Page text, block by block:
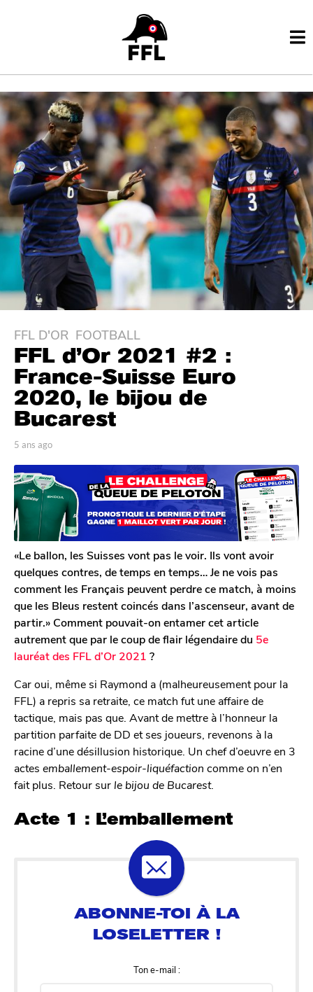
5
a
n
s
a
a
n
s
a
g
o
FFL D'OR ,FOOTBALL
FFL d’Or 2021 #2 :
France-Suisse Euro
2020, le bijou de
Bucarest
p
r
L
o
u
i
s
R
u
l
e
t
5 ans ago
s
a
«Le ballon, les Suisses vont pas le voir. Ils vont avoir
quelques contres, de temps en temps… Je ne vois pas
comment les Français peuvent perdre ce match, à moins
que les Bleus restent coincés dans l’ascenseur, avant de
partir.» Comment pouvait-on entamer cet article
autrement que par le coup de flair légendaire du 5e
lauréat des FFL d’Or 2021 ?
Car oui, même si Raymond a (malheureusement pour la
FFL) a repris sa retraite, ce match fut une affaire de
tactique, mais pas que. Avant de mettre à l’honneur la
partition parfaite de DD et ses joueurs, revenons à la
racine d’une désillusion historique. Un chef d’oeuvre en 3
actes emballement-espoir-liquéfaction comme on n’en
fait plus. Retour sur le bijou de Bucarest.
Acte 1 : L’emballement
Ton e-mail :